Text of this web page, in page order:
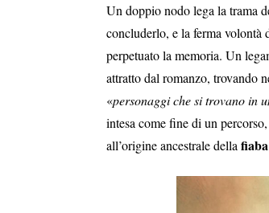
Un doppio nodo lega la trama
concluderlo, e la ferma volontà
perpetuato la memoria. Un
attratto dal romanzo, trovando
«personaggi che si trovano in
intesa come fine di un
all’origine ancestrale della fiaba